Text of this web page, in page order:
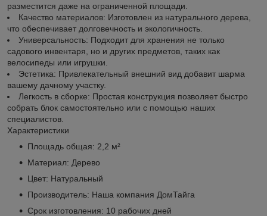
разместится даже на ограниченной площади.
Качество материалов: Изготовлен из натурального дерева,
что обеспечивает долговечность и экологичность.
Универсальность: Подходит для хранения не только
садового инвентаря, но и других предметов, таких как
велосипеды или игрушки.
Эстетика: Привлекательный внешний вид добавит шарма
вашему дачному участку.
Легкость в сборке: Простая конструкция позволяет быстро
собрать блок самостоятельно или с помощью наших
специалистов.
Характеристики
Площадь общая: 2,2 м²
Материал: Дерево
Цвет: Натуральный
Производитель: Наша компания ДомТайга
Срок изготовления: 10 рабочих дней